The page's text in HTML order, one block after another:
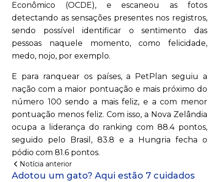
Econômico (OCDE), e escaneou as fotos
detectando as sensações presentes nos registros,
sendo possível identificar o sentimento das
pessoas naquele momento, como felicidade,
medo, nojo, por exemplo.
E para ranquear os países, a PetPlan seguiu a
nação com a maior pontuação e mais próximo do
número 100 sendo a mais feliz, e a com menor
pontuação menos feliz. Com isso, a Nova Zelândia
ocupa a liderança do ranking com 88.4 pontos,
seguido pelo Brasil, 83.8 e a Hungria fecha o
pódio com 81.6 pontos.
Notícia anterior
Adotou um gato? Aqui estão 7 cuidados